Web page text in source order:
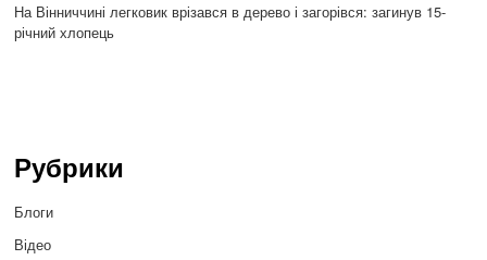
На Вінниччині легковик врізався в дерево і загорівся: загинув 15-
річний хлопець
Рубрики
Блоги
Відео